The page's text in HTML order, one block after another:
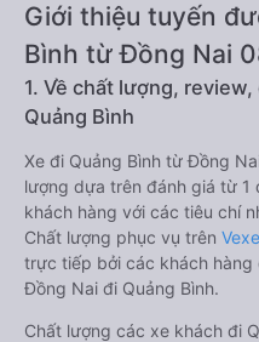
Giới thiệu tuyến
Bình từ Đồng Nai
1. Về chất lượng,
Quảng Bình
Xe đi Quảng Bình từ Đồng
lượng dựa trên đánh giá từ 1
khách hàng với các tiêu chí
Chất lượng phục vụ trên
trực tiếp bởi các khách hàng
Đồng Nai đi Quảng Bình.
Chất lượng các xe khách đi